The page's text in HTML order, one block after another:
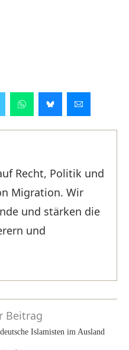
Recht, Politik und
Migration. Wir
und stärken die
und
Beitrag
Islamisten im Ausland